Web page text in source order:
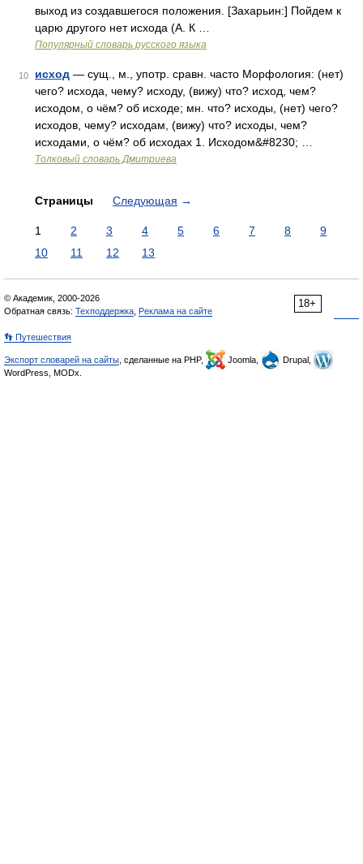
выход из создавшегося положения. [Захарьин:] Пойдем к
царю другого нет исхода (А. К …
Популярный словарь русского языка
10 исход — сущ., м., употр. сравн. часто Морфология: (нет)
чего? исхода, чему? исходу, (вижу) что? исход, чем?
исходом, о чём? об исходе; мн. что? исходы, (нет) чего?
исходов, чему? исходам, (вижу) что? исходы, чем?
исходами, о чём? об исходах 1. Исходом&#8230; …
Толковый словарь Дмитриева
Страницы Следующая →
1 2 3 4 5 6 7 8
9
10
11 12 13
18+
© Академик, 2000-2026
Обратная связь: Техподдержка Реклама на сайте
👣 Путешествия
Экспорт словарей на сайты , сделанные на PHP, Joomla,
Drupal,
WordPress, MODx.